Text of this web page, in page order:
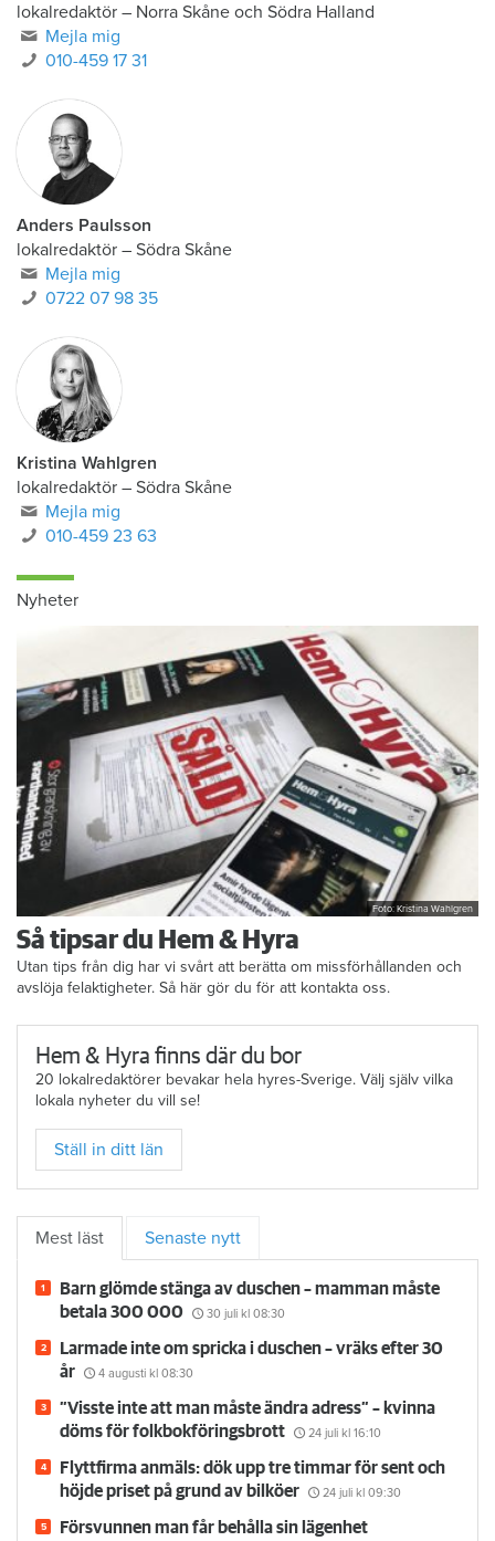
Petra Martinsson
lokalredaktör–
Mejla mig
Anders Paulsson
lokalredaktör–
Mejla mig
Kristina Wahlgren
lokalredaktör–
Mejla mig
Så tipsar du Hem & Hyra
Utan tips från dig har vi svårt att berätta om missförhållanden och
Hem & Hyra finns där du bor
20 lokalredaktörer bevakar hela hyres-Sverige. Välj själv vilka
lokala nyheter du vill se!
Ställ in ditt län
Senaste nytt
Barn glömde stänga av duschen – mamman måste
betala 300 000
30 juli kl 08:30
Larmade inte om spricka i duschen – vräks efter 30
år
4 augusti kl 08:30
”Visste inte att man måste ändra adress” – kvinna
döms för folkbokföringsbrott
kl 16:10
Flyttfirma anmäls: dök upp tre timmar för sent och
höjde priset på grund av bilköer
24 juli kl 09:30